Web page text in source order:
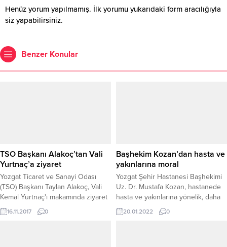
Henüz yorum yapılmamış. İlk yorumu yukarıdaki form aracılığıyla
siz yapabilirsiniz.
Benzer Konular
TSO Başkanı Alakoç’tan Vali
Yurtnaç’a ziyaret
Yozgat Ticaret ve Sanayi Odası
(TSO) Başkanı Taylan Alakoç, Vali
Kemal Yurtnaç'ı makamında ziyaret
etti.16.11.2017 0
Başhekim Kozan’dan hasta ve
yakınlarına moral
Yozgat Şehir Hastanesi Başhekimi
Uz. Dr. Mustafa Kozan, hastanede
hasta ve yakınlarına yönelik, daha
önce başlattığı “Tedavi arası
günleri” programı kapsamında
20.01.2022 0